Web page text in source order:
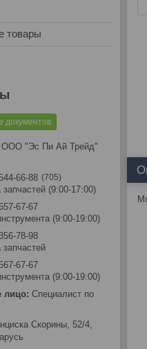
товары
документов
ООО "Эс Пи Ай Трейд"
66-88 705
(9:00-17:00)
67-67
(9:00-19:00)
78-98
67-67
(9:00-19:00)
Специалист по
Скорины, 52/4,